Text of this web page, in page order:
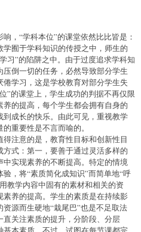
，“学科本位”的课堂依然比比皆是：
囿于学科知识的传授之中，师生的
习”的陷阱之中。由于过度追求学科知
倒一切的任务，必然导致部分学生
学习，这是学校教育对部分学生失
”的课堂上，学生成功的判据不再仅限
的提高，每个学生都会拥有自身的
成长的快乐。由此可见，重视教学
重要性是不言而喻的。
注意的是，教育性目标和创新性目
式：第一，要善于通过灵活多样的
实现素养的不断提高。特定的情境
，将“素质简化成知识”而简单地“呼
教学内容中固有的素材和相关的资
养的提高。学生的素质是在持续影
源而生硬地“栽尾巴”也是不足取法
关注素质的提升，分阶段、分层